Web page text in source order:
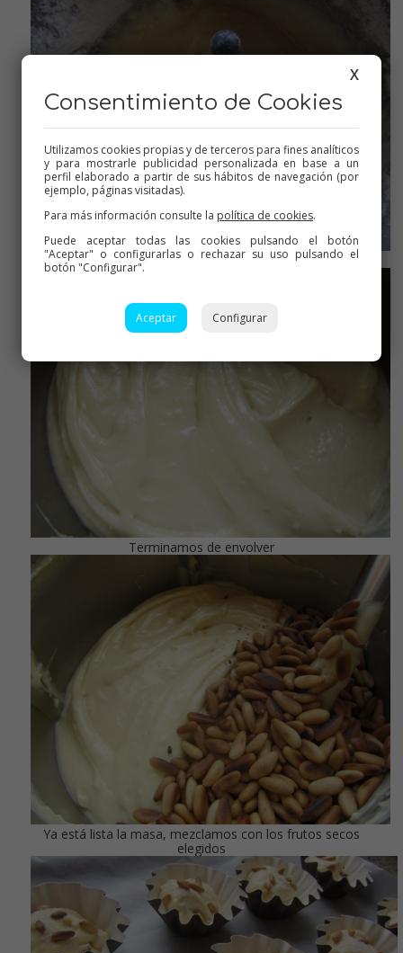
Añadimos la harina y levadura
Terminamos de envolver
Ya está lista la masa, mezclamos con los frutos secos
elegidos
X
Consentimiento de Cookies
Utilizamos cookies propias y de terceros para fines analíticos
y para mostrarle publicidad personalizada en base a un
perfil elaborado a partir de sus hábitos de navegación (por
ejemplo, páginas visitadas).
Para más información consulte la política de cookies.
Puede aceptar todas las cookies pulsando el botón
"Aceptar" o configurarlas o rechazar su uso pulsando el
botón "Configurar".
Aceptar Configurar